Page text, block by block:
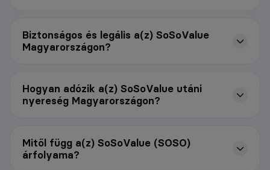
Biztonságos és legális a(z) SoSoValue
Magyarországon?
Hogyan adózik a(z) SoSoValue utáni
nyereség Magyarországon?
Mitől függ a(z) SoSoValue (SOSO)
árfolyama?